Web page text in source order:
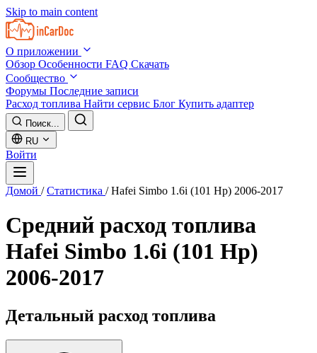
Skip to main content
О приложении
Обзор Особенности FAQ Скачать
Сообщество
Форумы Последние записи
Расход топлива Найти сервис Блог Купить адаптер
Поиск...
RU
Войти
Домой / Статистика / Hafei Simbo 1.6i (101 Hp) 2006-2017
Средний расход топлива
Hafei Simbo 1.6i (101 Hp)
2006-2017
Детальный расход топлива